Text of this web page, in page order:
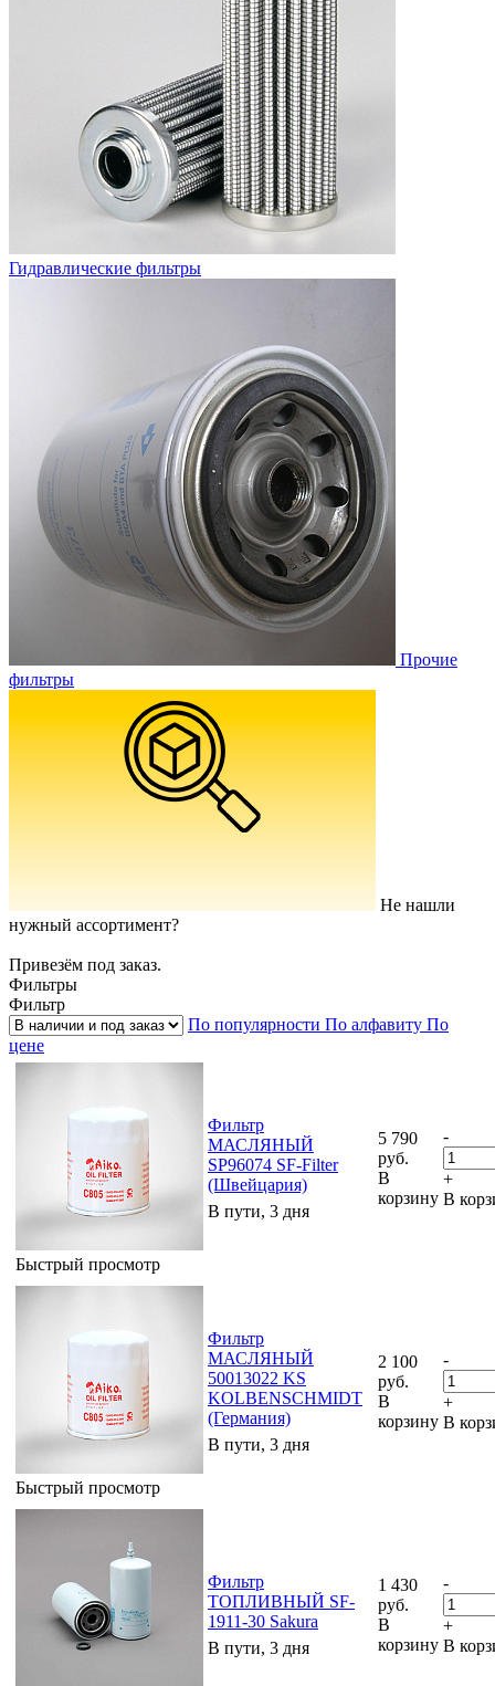
Гидравлические фильтры
Прочие
фильтры
Не нашли
нужный ассортимент?
Привезём под заказ.
Фильтры
Фильтр
По популярности По алфавиту По
цене
Быстрый просмотр
Фильтр
МАСЛЯНЫЙ
SP96074 SF-Filter
(Швейцария)
В пути, 3 дня
5 790
руб.
В
корзину
-
+
В
Быстрый просмотр
Фильтр
МАСЛЯНЫЙ
50013022 KS
KOLBENSCHMIDT
(Германия)
В пути, 3 дня
2 100
руб.
В
корзину
-
+
В
Фильтр
ТОПЛИВНЫЙ SF-
1911-30 Sakura
В пути, 3 дня
1 430
руб.
В
корзину
-
+
В